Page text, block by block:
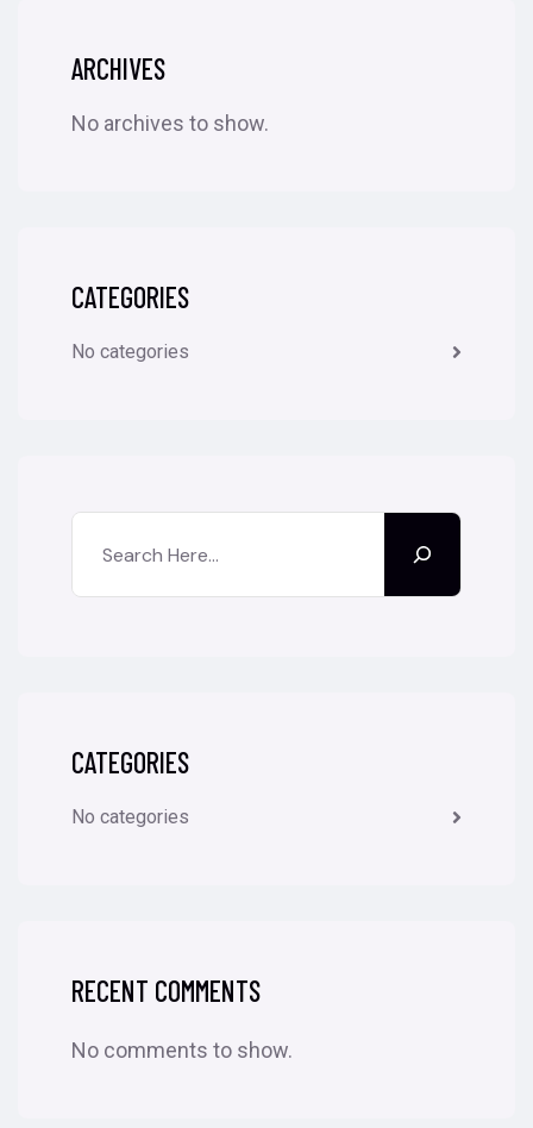
ARCHIVES
No archives to show.
CATEGORIES
No categories
CATEGORIES
No categories
RECENT COMMENTS
No comments to show.